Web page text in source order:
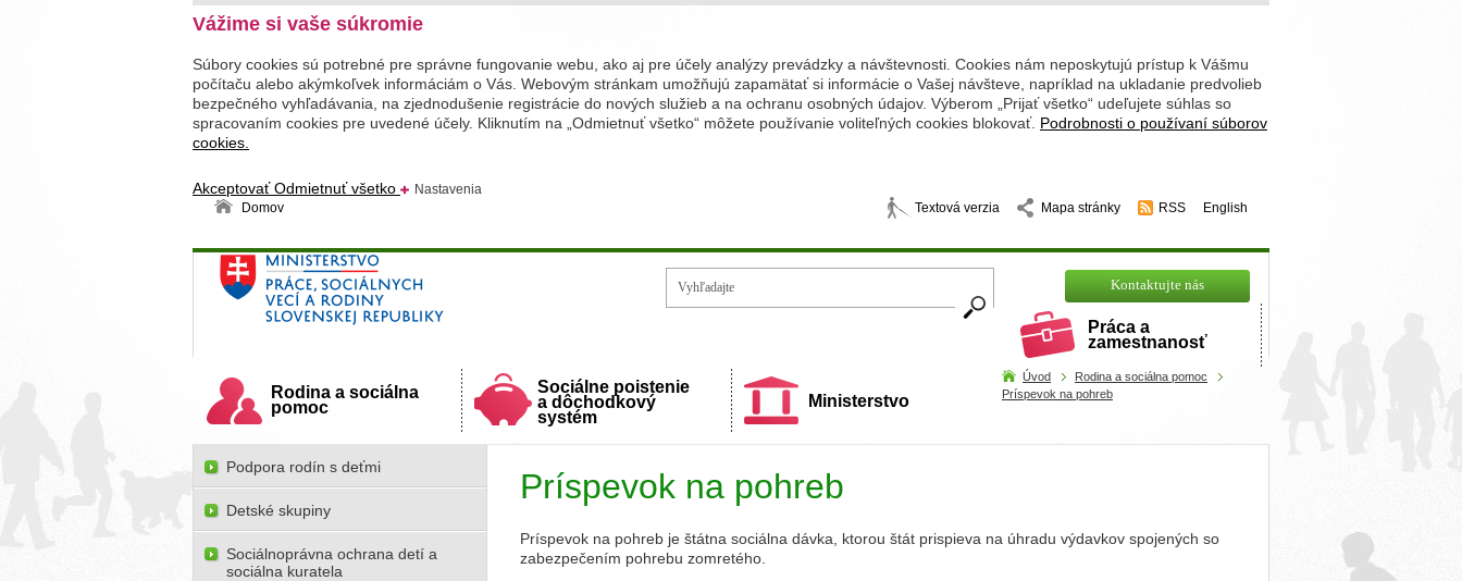
Vážime si vaše súkromie
Súbory cookies sú potrebné pre správne fungovanie webu, ako aj pre účely analýzy prevádzky a návštevnosti. Cookies nám neposkytujú prístup k Vášmu
počítaču alebo akýmkoľvek informáciám o Vás. Webovým stránkam umožňujú zapamätať si informácie o Vašej návšteve, napríklad na ukladanie predvolieb
bezpečného vyhľadávania, na zjednodušenie registrácie do nových služieb a na ochranu osobných údajov. Výberom „Prijať všetko“ udeľujete súhlas so
spracovaním cookies pre uvedené účely. Kliknutím na „Odmietnuť všetko“ môžete používanie voliteľných cookies blokovať. Podrobnosti o používaní súborov
cookies.
AkceptovaťOdmietnuť všetko
Nastavenia
Domov
Textová verzia Mapa stránky RSS English
Ministerstvo práce, sociálnych vecí a rodiny
Slovenskej republiky
Kontaktujte nás
Práca a
zamestnanosť
Rodina a sociálna
pomoc
Sociálne poistenie
a dôchodkový
systém
Ministerstvo
Úvod
Rodina a sociálna pomoc
Príspevok na pohreb
Príspevok na pohreb
Príspevok na pohreb je štátna sociálna dávka, ktorou štát prispieva na úhradu výdavkov spojených so
zabezpečením pohrebu zomretého.
Podpora rodín s deťmi
Detské skupiny
Sociálnoprávna ochrana detí a
sociálna kuratela